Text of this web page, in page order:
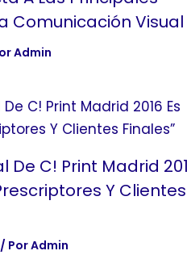
Comunicación Visual
Admin
De C! Print Madrid
Y Clientes
PorAdmin